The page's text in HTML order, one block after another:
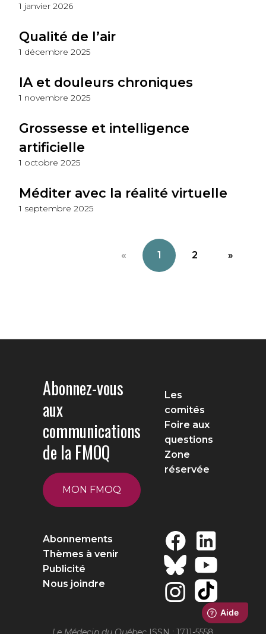
1 janvier 2026
Qualité de l’air
1 décembre 2025
IA et douleurs chroniques
1 novembre 2025
Grossesse et intelligence
artificielle
1 octobre 2025
Méditer avec la réalité virtuelle
1 septembre 2025
« 1 2 »
Abonnez-vous
aux
communications
de la FMOQ
MON FMOQ
Les
comités
Foire aux
questions
Zone
réservée
Abonnements
Thèmes à venir
Publicité
Nous joindre